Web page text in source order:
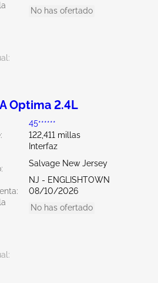
No has ofertado
Optima 2.4L
45******
122,411 millas
Interfaz
Salvage New Jersey
NJ - ENGLISHTOWN
08/10/2026
No has ofertado